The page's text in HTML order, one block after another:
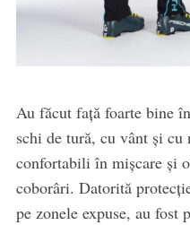
Au făcut față foarte bine
schi de tură, cu vânt și
confortabili în mișcare și
coborâri. Datorită
pe zonele expuse, au